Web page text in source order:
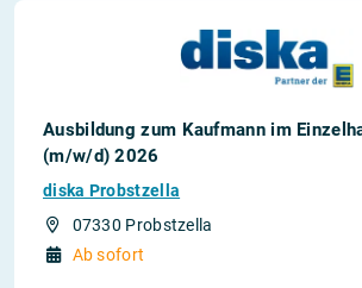
Ausbildung zum Kaufmann im
(m/w/d) 2026
diska Probstzella
07330 Probstzella
Ab sofort